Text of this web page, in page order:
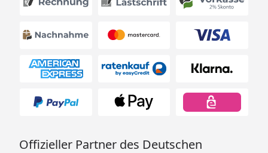
Offizieller Partner des Deutschen